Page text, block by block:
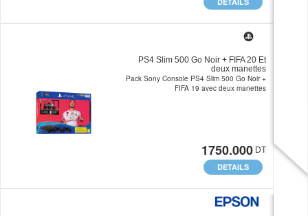
PS4 Slim 500 Go Noir + FIFA 20 Et
deux manettes
Pack Sony Console PS4 Slim 500 Go Noir +
FIFA 19 avec deux manettes
1750.000 DT
DETAILS